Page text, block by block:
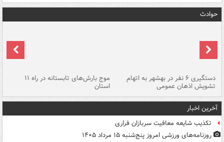
حوادث
دستگیری ۶ نفر در بهشهر به اتهام
تشویش اذهان عمومی
موج بارش‌های تابستانه در راه ۱۱
استان
آخرین اخبار
تکذیب شایعه معافیت سربازان فراری
روزنامه‌های ورزشی امروز پنج‌شنبه ۱۵ مرداد ۱۴۰۵